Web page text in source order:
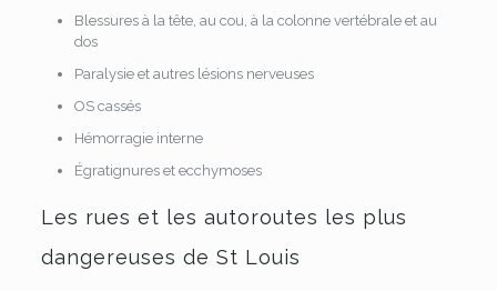
Blessures à la tête, au cou, à la colonne vertébrale et au
dos
Paralysie et autres lésions nerveuses
OS cassés
Hémorragie interne
Égratignures et ecchymoses
Les rues et les autoroutes les plus
dangereuses de St Louis